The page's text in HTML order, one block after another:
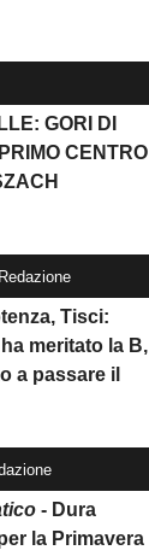
GORI DI
CENTRO
Tisci:
meritato la B,
a passare il
- Dura
la Primavera